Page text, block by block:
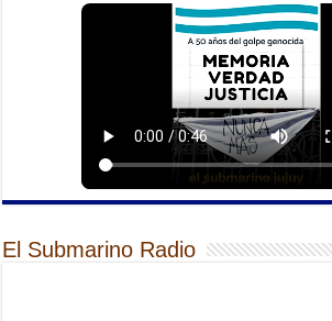
El Submarino Radio